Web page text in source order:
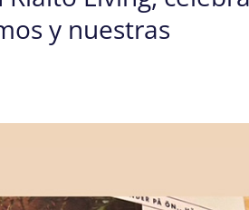
y nuestras